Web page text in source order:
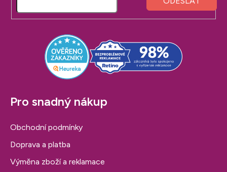
a
Pro snadný nákup
Obchodní podmínky
Doprava a platba
Výměna zboží a reklamace